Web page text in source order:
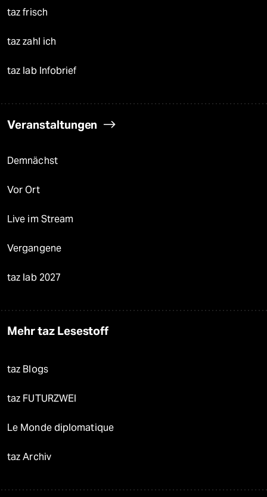
taz frisch
taz zahl ich
taz lab Infobrief
Veranstaltungen
Demnächst
Vor Ort
Live im Stream
Vergangene
taz lab 2027
Mehr taz Lesestoff
taz Blogs
taz FUTURZWEI
Le Monde diplomatique
taz Archiv